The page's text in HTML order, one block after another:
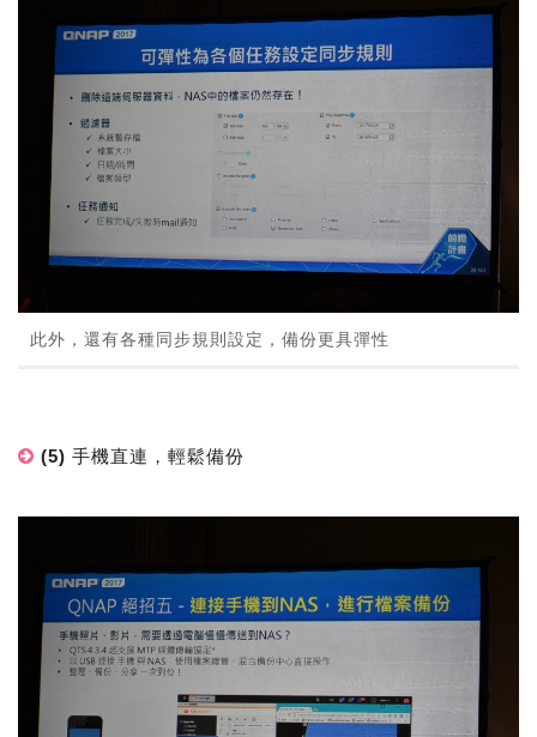
此外，還有各種同步規則設定，備份更具彈性
(5) 手機直連，輕鬆備份